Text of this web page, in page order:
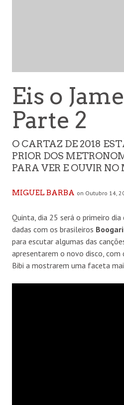
Eis o
Parte 2
O CARTAZ DE 2018
PRIOR DOS
PARA VER E OUVIR
MIGUEL BARBA on Outubro 14,
Quinta, dia 25 será o primeiro
dadas com os brasileiros
para escutar algumas das
apresentarem o novo disco, com
Bibi a mostrarem uma faceta